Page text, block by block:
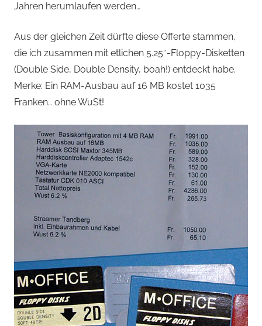
Jahren herumlaufen werden…
Aus der gleichen Zeit dürfte diese Offerte stammen,
die ich zusammen mit etlichen 5.25″-Floppy-Disketten
(Double Side, Double Density, boah!) entdeckt habe.
Merke: Ein RAM-Ausbau auf 16 MB kostet 1035
Franken… ohne WuSt!